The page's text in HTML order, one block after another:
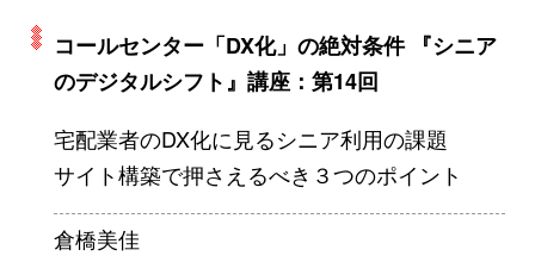
コールセンター「DX化」の絶対条件 『シニア
のデジタルシフト』講座：第14回
宅配業者のDX化に見るシニア利用の課題
サイト構築で押さえるべき３つのポイント
倉橋美佳